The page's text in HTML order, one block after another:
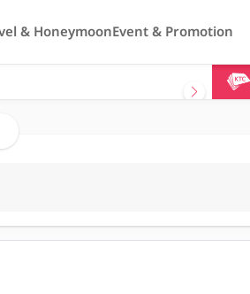
& HoneymoonEvent & Promotion